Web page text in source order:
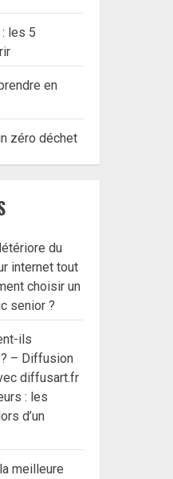
les 5
en
zéro déchet
du
internet tout
choisir un
senior ?
ils
– Diffusion
diffusart.fr
: les
d’un
meilleure